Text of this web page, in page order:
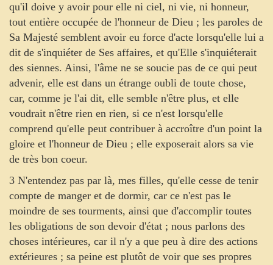
qu'il doive y avoir pour elle ni ciel, ni vie, ni honneur,
tout entière occupée de l'honneur de Dieu ; les paroles de
Sa Majesté semblent avoir eu force d'acte lorsqu'elle lui a
dit de s'inquiéter de Ses affaires, et qu'Elle s'inquiéterait
des siennes. Ainsi, l'âme ne se soucie pas de ce qui peut
advenir, elle est dans un étrange oubli de toute chose,
car, comme je l'ai dit, elle semble n'être plus, et elle
voudrait n'être rien en rien, si ce n'est lorsqu'elle
comprend qu'elle peut contribuer à accroître d'un point la
gloire et l'honneur de Dieu ; elle exposerait alors sa vie
de très bon coeur.
3 N'entendez pas par là, mes filles, qu'elle cesse de tenir
compte de manger et de dormir, car ce n'est pas le
moindre de ses tourments, ainsi que d'accomplir toutes
les obligations de son devoir d'état ; nous parlons des
choses intérieures, car il n'y a que peu à dire des actions
extérieures ; sa peine est plutôt de voir que ses propres